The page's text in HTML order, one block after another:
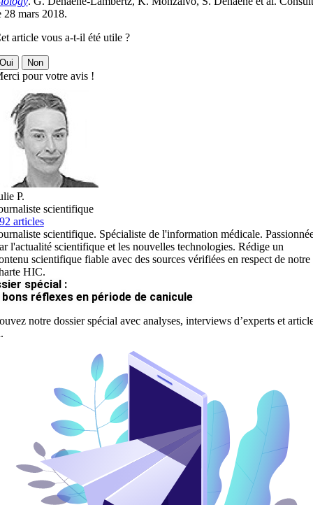
28 mars 2018.
article vous a-t-il été utile ?
Non
pour votre avis !
P.
scientifique
articles
scientifique. Spécialiste de l'information médicale.
l'actualité scientifique et les nouvelles technologies. Rédige un
scientifique fiable avec des sources vérifiées en respect de notre
HIC.
spécial :
bons réflexes en période de canicule
notre dossier spécial avec analyses, interviews d’experts et